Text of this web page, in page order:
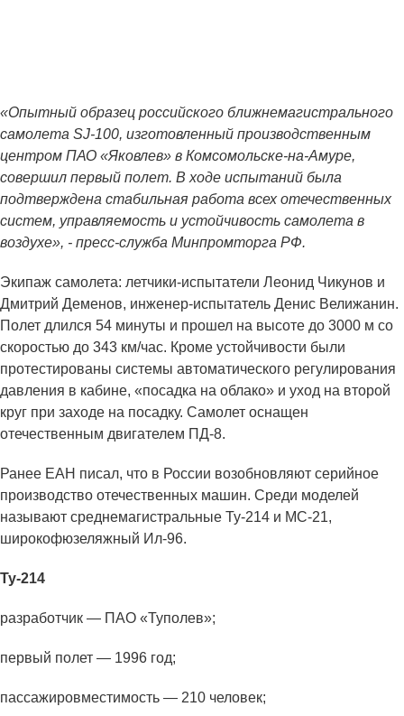
«Опытный образец российского ближнемагистрального
самолета SJ-100, изготовленный производственным
центром ПАО «Яковлев» в Комсомольске-на-Амуре,
совершил первый полет. В ходе испытаний была
подтверждена стабильная работа всех отечественных
систем, управляемость и устойчивость самолета в
воздухе», - пресс-служба Минпромторга РФ.
Экипаж самолета: летчики-испытатели Леонид Чикунов и
Дмитрий Деменов, инженер-испытатель Денис Велижанин.
Полет длился 54 минуты и прошел на высоте до 3000 м со
скоростью до 343 км/час. Кроме устойчивости были
протестированы системы автоматического регулирования
давления в кабине, «посадка на облако» и уход на второй
круг при заходе на посадку. Самолет оснащен
отечественным двигателем ПД-8.
Ранее ЕАН писал, что в России возобновляют серийное
производство отечественных машин. Среди моделей
называют среднемагистральные Ту-214 и МС-21,
широкофюзеляжный Ил-96.
Ту-214
разработчик — ПАО «Туполев»;
первый полет — 1996 год;
пассажировместимость — 210 человек;